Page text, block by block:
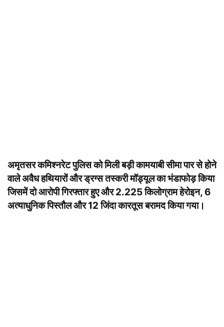
अमृतसर कमिश्नरेट पुलिस को मिली बड़ी कामयाबी सीमा पार से होने
वाले अवैध हथियारों और ड्रग्स तस्करी मॉड्यूल का भंडाफोड़ किया
जिसमें दो आरोपी गिरफ्तार हुए और 2.225 किलोग्राम हेरोइन, 6
अत्याधुनिक पिस्तौल और 12 जिंदा कारतूस बरामद किया गया।